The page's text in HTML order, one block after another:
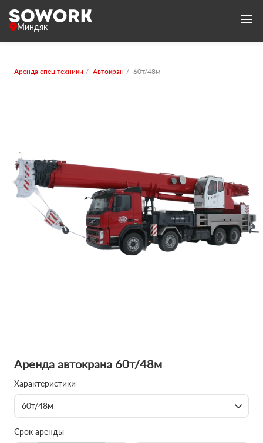
Миндяк
Аренда спец.техники Автокран 60т/48м
Аренда автокрана 60т/48м
Характеристики
60т/48м
Срок аренды